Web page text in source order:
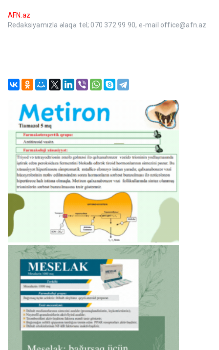
AFN.az
Redaksiyamızla əlaqə: tel; 070 372 99 90, e-mail office@afn.az